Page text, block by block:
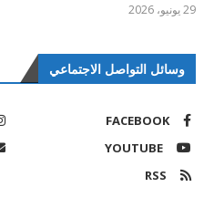
29 يونيو، 2026
وسائل التواصل الاجتماعي
FACEBOOK
YOUTUBE
RSS